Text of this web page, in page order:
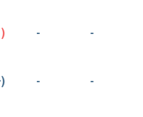
- -
- -